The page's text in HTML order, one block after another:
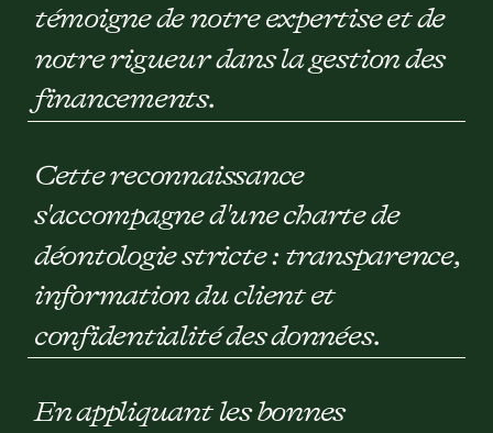
témoigne de notre expertise et de
notre rigueur dans la gestion des
financements.
Cette reconnaissance
s'accompagne d'une charte de
déontologie stricte : transparence,
information du client et
confidentialité des données.
En appliquant les bonnes